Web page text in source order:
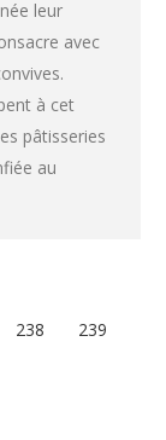
leur
avec
à cet
pâtisseries
au
238
239